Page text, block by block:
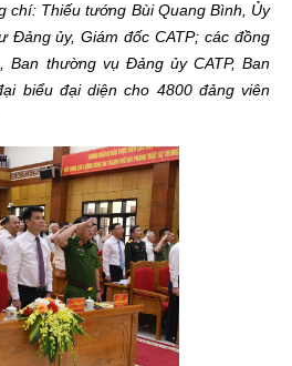
chí: Thiếu tướng Bùi Quang Bình, Ủy
Đảng ủy, Giám đốc CATP; các đồng
Ban thường vụ Đảng ủy CATP, Ban
biểu đại diện cho 4800 đảng viên